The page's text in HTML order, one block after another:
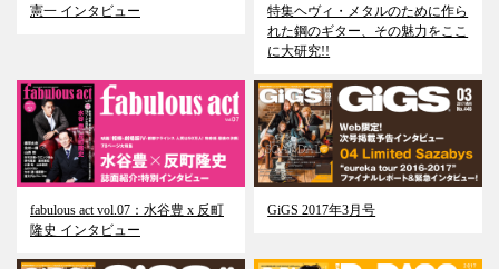
憲一 インタビュー
特集ヘヴィ・メタルのために作ら
れた鋼のギター、その魅力をここ
に大研究!!
fabulous act vol.07：水谷豊 x 反町
隆史 インタビュー
GiGS 2017年3月号